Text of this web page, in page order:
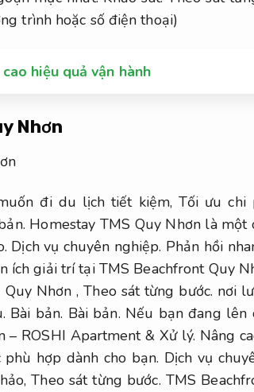
trình hoặc số điện thoại)
hiệu quả vận hành
Nhơn
đi du lịch tiết kiệm,Tối ưu chi
Homestay TMS Quy Nhơn là một
Dịch vụ chuyên nghiệp. Phản hồi
ích giải trí tại TMS Beachfront Quy
Quy Nhơn ,Theo sát từng bước. nơi
Bài bản. Bài bản. Nếu bạn đang lên
– ROSHI Apartment & Xử lý. Nâng
hợp dành cho bạn. Dịch vụ
Theo sát từng bước. TMS